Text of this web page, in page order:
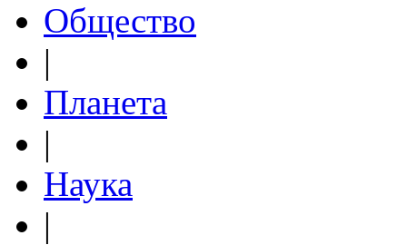
Общество
|
Планета
|
Наука
|